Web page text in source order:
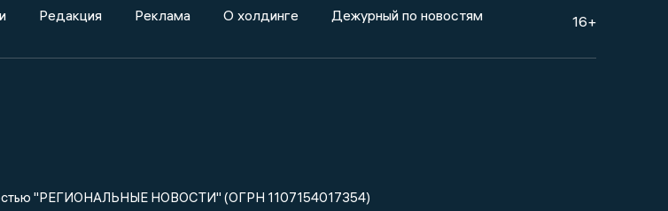
Редакция Реклама О холдинге Дежурный по новостям 16+
"РЕГИОНАЛЬНЫЕ НОВОСТИ" (ОГРН 1107154017354)